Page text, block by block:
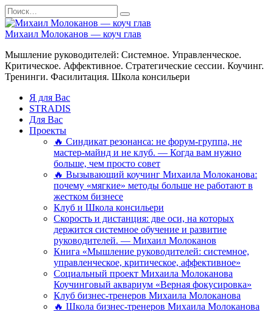
Перейти
к
содержанию
Search
for:
Михаил Молоканов — коуч глав
Мышление руководителей: Системное. Управленческое.
Критическое. Аффективное. Стратегические сессии. Коучинг.
Тренинги. Фасилитация. Школа консильери
Я для Вас
STRADIS
Для Вас
Проекты
🔥 Синдикат резонанса: не форум-группа, не
мастер-майнд и не клуб. — Когда вам нужно
больше, чем просто совет
🔥 Вызывающий коучинг Михаила Молоканова:
почему «мягкие» методы больше не работают в
жестком бизнесе
Клуб и Школа консильери
Скорость и дистанция: две оси, на которых
держится системное обучение и развитие
руководителей. — Михаил Молоканов
Книга «Мышление руководителей: системное,
управленческое, критическое, аффективное»
Социальный проект Михаила Молоканова
Коучинговый аквариум «Верная фокусировка»
Клуб бизнес-тренеров Михаила Молоканова
🔥 Школа бизнес-тренеров Михаила Молоканова